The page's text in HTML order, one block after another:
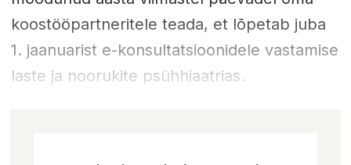
koostööpartneritele teada, et lõpetab juba
1. jaanuarist e-konsultatsioonidele vastamise
laste ja noorukite psühhiaatrias.